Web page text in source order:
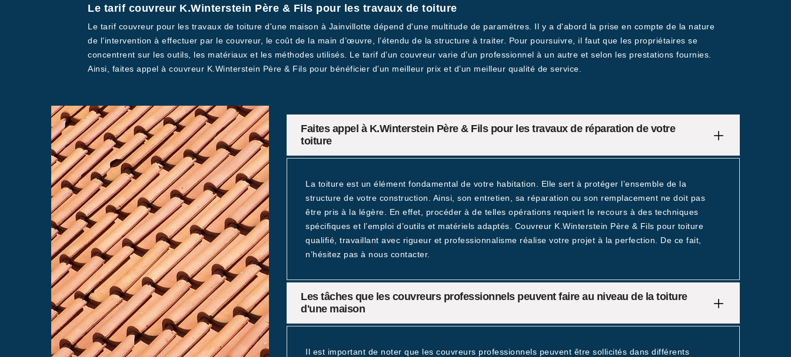
Le tarif couvreur K.Winterstein Père & Fils pour les travaux de toiture
Le tarif couvreur pour les travaux de toiture d'une maison à Jainvillotte dépend d'une multitude de paramètres. Il y a d'abord la prise en compte de la nature
de l’intervention à effectuer par le couvreur, le coût de la main d’œuvre, l’étendu de la structure à traiter. Pour poursuivre, il faut que les propriétaires se
concentrent sur les outils, les matériaux et les méthodes utilisés. Le tarif d’un couvreur varie d’un professionnel à un autre et selon les prestations fournies.
Ainsi, faites appel à couvreur K.Winterstein Père & Fils pour bénéficier d’un meilleur prix et d’un meilleur qualité de service.
Faites appel à K.Winterstein Père & Fils pour les travaux de réparation de votre
toiture
La toiture est un élément fondamental de votre habitation. Elle sert à protéger l’ensemble de la
structure de votre construction. Ainsi, son entretien, sa réparation ou son remplacement ne doit pas
être pris à la légère. En effet, procéder à de telles opérations requiert le recours à des techniques
spécifiques et l’emploi d’outils et matériels adaptés. Couvreur K.Winterstein Père & Fils pour toiture
qualifié, travaillant avec rigueur et professionnalisme réalise votre projet à la perfection. De ce fait,
n’hésitez pas à nous contacter.
Les tâches que les couvreurs professionnels peuvent faire au niveau de la toiture
d'une maison
Il est important de noter que les couvreurs professionnels peuvent être sollicités dans différents